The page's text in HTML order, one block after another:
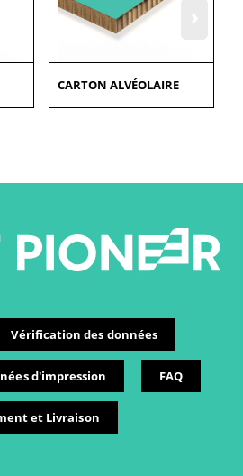
CARTON ALVÉOLAIRE
Vérification des données
d'impression FAQ
et Livraison